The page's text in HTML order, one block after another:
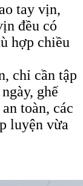
tay vịn,
đều có
hợp chiều
chỉ cần tập
ghế
toàn, các
luyện vừa